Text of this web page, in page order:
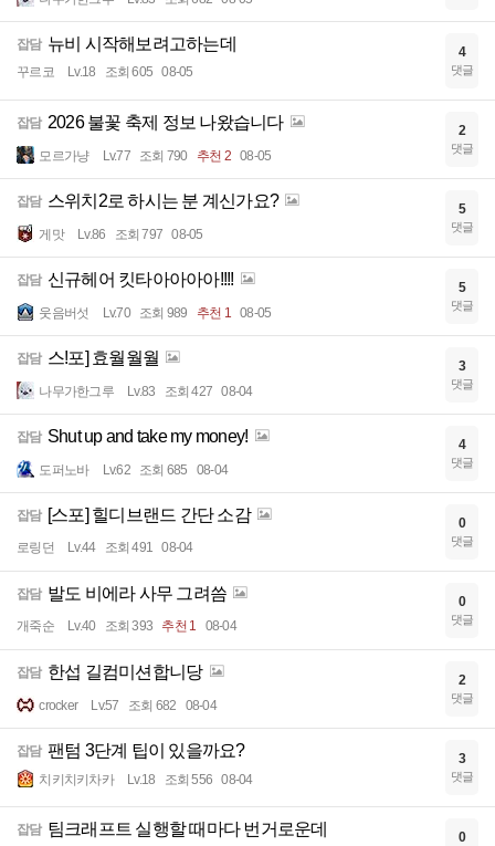
잡담 뉴비 시작해보려고하는데
꾸르코 Lv.18 조회 605 08-05
4
댓글
잡담 2026 불꽃 축제 정보 나왔습니다
모르가냥 Lv.77 조회 790 추천 2 08-05
2
댓글
잡담 스위치2로 하시는 분 계신가요?
게맛 Lv.86 조회 797 08-05
5
댓글
잡담 신규헤어 킷타아아아아!!!!
웃음버섯 Lv.70 조회 989 추천 1 08-05
5
댓글
잡담 스!포] 효월월월
나무가한그루 Lv.83 조회 427 08-04
3
댓글
잡담 Shut up and take my money!
도퍼노바 Lv.62 조회 685 08-04
4
댓글
잡담 [스포] 힐디브랜드 간단 소감
로링던 Lv.44 조회 491 08-04
0
댓글
잡담 발도 비에라 사무 그려씀
개죽순 Lv.40 조회 393 추천 1 08-04
0
댓글
잡담 한섭 길컴미션합니당
crocker Lv.57 조회 682 08-04
2
댓글
잡담 팬텀 3단계 팁이 있을까요?
치키치키차카 Lv.18 조회 556 08-04
3
댓글
잡담 팀크래프트 실행할 때마다 번거로운데 0